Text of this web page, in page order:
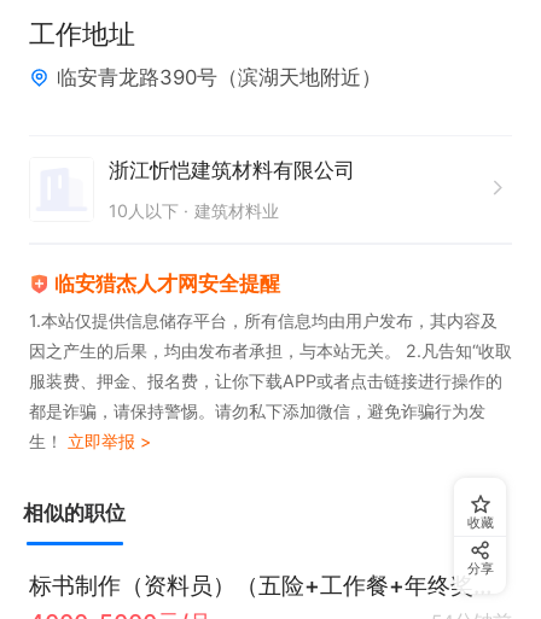
任职要求
及标准。
2. 熟练掌握CAD或其他绘图软件，具备良好的制图能
工作地址
临安青龙路390号（滨湖天地附近）
浙江忻恺建筑材料有限公司
10人以下 建筑材料业
临安猎杰人才网安全提醒
1.本站仅提供信息储存平台，所有信息均由用户发布，其内容及
因之产生的后果，均由发布者承担，与本站无关。 2.凡告知“收取
服装费、押金、报名费，让你下载APP或者点击链接进行操作的
都是诈骗，请保持警惕。请勿私下添加微信，避免诈骗行为发
生！ 立即举报 >
相似的职位
标书制作（资料员）（五险+工作餐+年终奖等）
收藏
分享